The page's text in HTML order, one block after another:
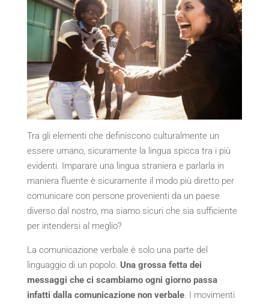
Tra gli elementi che definiscono culturalmente un
essere umano, sicuramente la lingua spicca tra i più
evidenti. Imparare una lingua straniera e parlarla in
maniera fluente è sicuramente il modo più diretto per
comunicare con persone provenienti da un paese
diverso dal nostro, ma siamo sicuri che sia sufficiente
per intendersi al meglio?
La comunicazione verbale è solo una parte del
linguaggio di un popolo. Una grossa fetta dei
messaggi che ci scambiamo ogni giorno passa
infatti dalla comunicazione non verbale. I movimenti